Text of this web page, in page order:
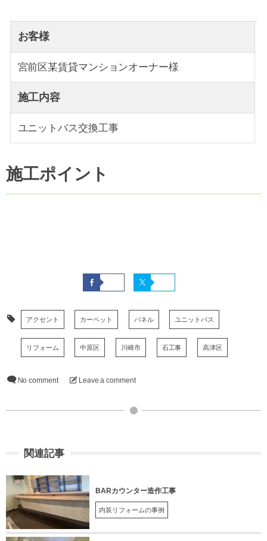
お客様
宮前区某賃貸マンションオーナー様
施工内容
ユニットバス交換工事
施工ポイント
アクセント カーペット パネル ユニットバス
リフォーム 中原区 川崎市 石工事 高津区
No comment Leave a comment
関連記事
BARカウンター造作工事
内装リフォームの事例